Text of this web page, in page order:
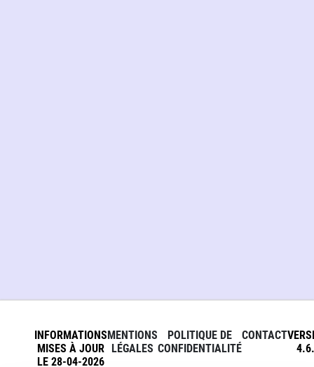
INFORMATIONS
MISES À JOUR
LE 28-04-2026
MENTIONS
LÉGALES
POLITIQUE DE
CONFIDENTIALITÉ
CONTACT